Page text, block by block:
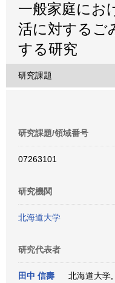
一般家庭にお
活に対するご
する研究
研究課題
研究課題/領域番号
07263101
研究機関
北海道大学
研究代表者
田中 信壽 北海道大学